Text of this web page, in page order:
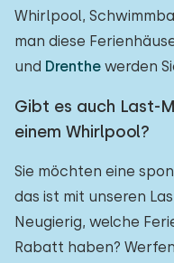
Whirlpool,
man diese
und Drenthe werden
Gibt es auch Last-
einem Whirlpool?
Sie möchten eine
das ist mit unseren
Neugierig, welche
Rabatt haben?